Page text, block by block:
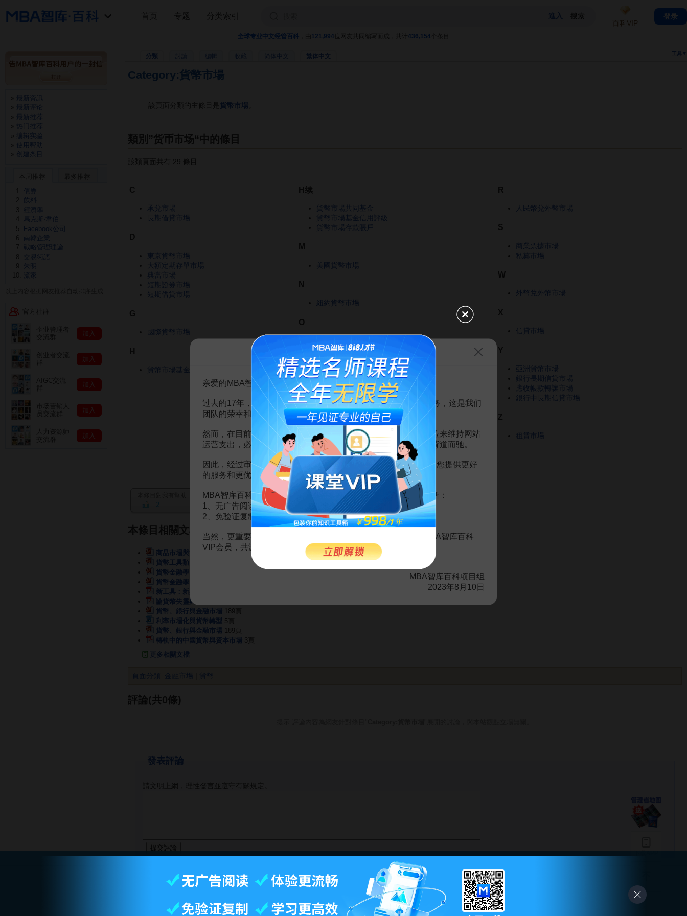
全球专业中文经管百科 121,994 位网友共同编写而成，共计 436,154 个条目
分類 收藏 繁体中文 工具▼
Category:貨幣市場
該頁面分類的主條目是 貨幣市場
類別”货币市场“中的條目
該類頁面共有 29 條目
C
承兌市場
長期借貸市場
D
東京貨幣市場
大額定期存單市場
典當市場
短期證券市場
短期借貸市場
G
國際貨幣市場
H
貨幣市場基金
H续
貨幣市場共同基金
貨幣市場基金信用評級
貨幣市場存款賬戶
M
美國貨幣市場
N
紐約貨幣市場
O
歐洲日元市場
歐洲貨幣
歐洲美元市場
歐洲票據市場
R
人民幣兌外幣市場
S
商業票據市場
私募市場
W
外幣兌外幣市場
X
信貸市場
Y
亞洲貨幣市場
銀行長期信貸市場
應收帳款轉讓市場
銀行中長期信貸市場
Z
租賃市場
2 赏 MBA智库APP
本條目相關文檔
商品市場與貨幣
27頁
貨幣工具類別介紹貨幣工具流通的市場
貨幣金融學 第九章 貨幣市場
貨幣金融學 第九章 貨幣市場
新工具：新興市場貨幣
論貨幣失靈與市場疲軟
貨幣、銀行與金融市場
189頁
利率市場化與貨幣轉型 5頁
貨幣、銀行與金融市場
189頁
轉軌中的中國貨幣與資本市場 3頁
更多相關文檔
頁面分類 金融市場 貨幣
評論(共0條)
發表評論
請文明上網，理性發言並遵守有關規定。
首页 专题 分类索引
百科VIP
登录
最新資訊
最新评论
最新推荐
热门推荐
编辑实验
使用帮助
创建条目
債券
飲料
經濟學
馬克斯·韋伯
Facebook公司
南韓企業
戰略管理理論
交易術語
朱明
流家
加入
加入
加入
加入
加入
下载APP
告MBA智库百科用户的一封信
亲爱的MBA智库百科用户：
过去的17年，百科频道一直以免费公益的形式为大家提供知识服务，这是我们
团队的荣幸和骄傲。
然而，在目前越来越严峻的经营挑战下，单纯依靠不断增加广告位来维持网站
运营支出，必然会越来越影响您的使用体验，这也与我们的初衷背道而驰。
因此，经过审慎地考虑，我们决定推出VIP会员收费制度，以便为您提供更好
的服务和更优质的内容。
MBA智库百科VIP会员（9.9元 / 年， 点击开通 ），您的权益将包括：
1、无广告阅读；
2、免验证复制。
当然，更重要的是长期以来您对百科频道的支持。诚邀您加入MBA智库百科
VIP会员，共渡难关，共同见证彼此的成长和进步！
MBA智库百科项目组
2023年8月10日
最後更改12:12, 2007年7月12日.
智库首页 百科首页 关于百科 客户端 人才招聘 广告合作- 权利通知-联系我们-免责声明 友情链接
©2026 MBAlib.com, All rights reserved.